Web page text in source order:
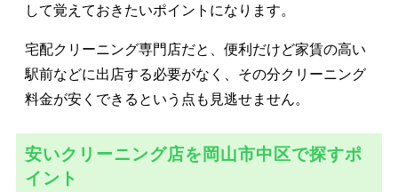
して覚えておきたいポイントになります。
宅配クリーニング専門店だと、便利だけど家賃の高い
駅前などに出店する必要がなく、その分クリーニング
料金が安くできるという点も見逃せません。
安いクリーニング店を岡山市中区で探すポ
イント